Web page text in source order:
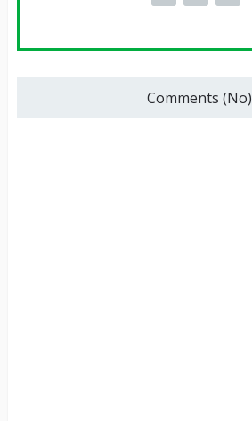
Comments (No)